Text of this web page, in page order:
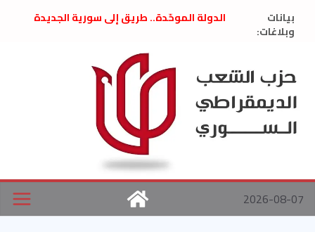
بيانات
وبلاغات:
الدولة الموحّدة.. طريق إلى سورية الجديدة
العام السابق لحزب الاتحاد الاشتراكي العربي
الديمقراطي
بلاغ صادر عن اجتماع اللجنة المركزية نيسان
2026
الحرب الأمريكية الإسرائيلية على نظام الملالي
في إيران .. بيان من حزب الشعب الديمقراطي
السوري
2026-08-07